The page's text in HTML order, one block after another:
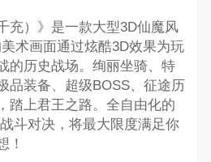
充）》是一款大型3D仙魔风
术画面通过炫酷3D效果为玩
的历史战场。绚丽坐骑、特
品装备、超级BOSS、征途历
踏上君王之路。全自由化的
斗对决，将最大限度满足你
！